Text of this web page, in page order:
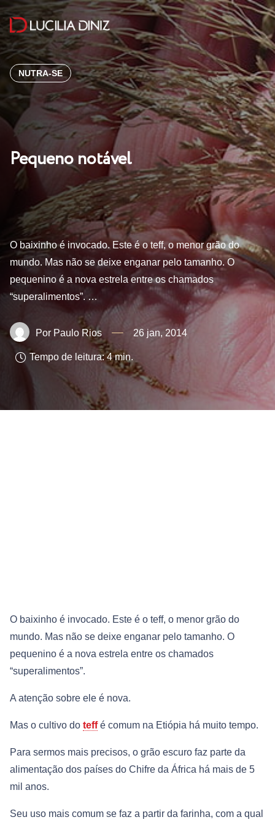
NUTRA-SE
Pequeno notável
O baixinho é invocado. Este é o teff, o menor grão do
mundo. Mas não se deixe enganar pelo tamanho. O
pequenino é a nova estrela entre os chamados
“superalimentos”. …
Paulo Rios 26 jan, 2014
Tempo de leitura: 4 min.
O baixinho é invocado. Este é o teff, o menor grão do
mundo. Mas não se deixe enganar pelo tamanho. O
pequenino é a nova estrela entre os chamados
“superalimentos”.
A atenção sobre ele é nova.
Mas o cultivo do teffé comum na Etiópia há muito tempo.
Para sermos mais precisos, o grão escuro faz parte da
alimentação dos países do Chifre da África há mais de 5
mil anos.
Seu uso mais comum se faz a partir da farinha, com a qual